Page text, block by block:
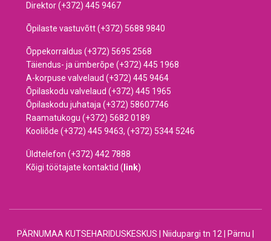
Direktor (+372) 445 9467
Õpilaste vastuvõtt (+372) 5688 9840
Õppekorraldus (+372) 5695 2568
Täiendus- ja ümberõpe (+372) 445 1968
A-korpuse valvelaud (+372) 445 9464
Õpilaskodu valvelaud (+372) 445 1965
Õpilaskodu juhataja (+372) 58607746
Raamatukogu (+372) 5682 0189
Kooliõde (+372) 445 9463, (+372) 5344 5246
Üldtelefon (+372) 442 7888
Kõigi töötajate kontaktid ( link)
PÄRNUMAA KUTSEHARIDUSKESKUS | Niidupargi tn 12 | Pärnu |